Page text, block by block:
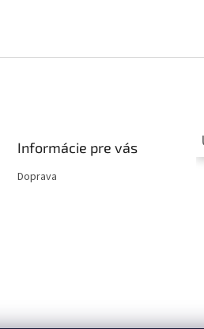
Informácie pre vás
Doprava